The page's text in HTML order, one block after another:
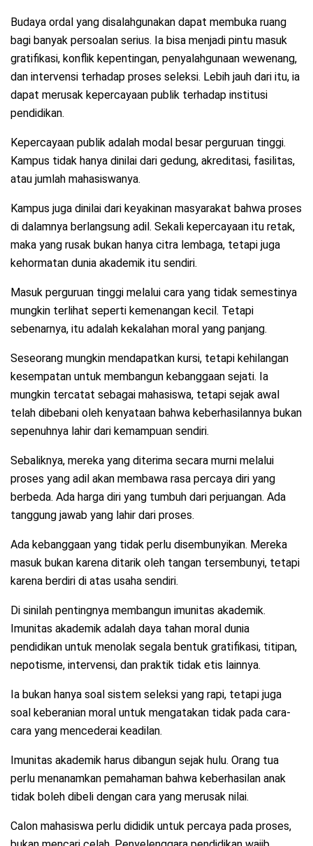
Budaya ordal yang disalahgunakan dapat membuka ruang
bagi banyak persoalan serius. Ia bisa menjadi pintu masuk
gratifikasi, konflik kepentingan, penyalahgunaan wewenang,
dan intervensi terhadap proses seleksi. Lebih jauh dari itu, ia
dapat merusak kepercayaan publik terhadap institusi
pendidikan.
Kepercayaan publik adalah modal besar perguruan tinggi.
Kampus tidak hanya dinilai dari gedung, akreditasi, fasilitas,
atau jumlah mahasiswanya.
Kampus juga dinilai dari keyakinan masyarakat bahwa proses
di dalamnya berlangsung adil. Sekali kepercayaan itu retak,
maka yang rusak bukan hanya citra lembaga, tetapi juga
kehormatan dunia akademik itu sendiri.
Masuk perguruan tinggi melalui cara yang tidak semestinya
mungkin terlihat seperti kemenangan kecil. Tetapi
sebenarnya, itu adalah kekalahan moral yang panjang.
Seseorang mungkin mendapatkan kursi, tetapi kehilangan
kesempatan untuk membangun kebanggaan sejati. Ia
mungkin tercatat sebagai mahasiswa, tetapi sejak awal
telah dibebani oleh kenyataan bahwa keberhasilannya bukan
sepenuhnya lahir dari kemampuan sendiri.
Sebaliknya, mereka yang diterima secara murni melalui
proses yang adil akan membawa rasa percaya diri yang
berbeda. Ada harga diri yang tumbuh dari perjuangan. Ada
tanggung jawab yang lahir dari proses.
Ada kebanggaan yang tidak perlu disembunyikan. Mereka
masuk bukan karena ditarik oleh tangan tersembunyi, tetapi
karena berdiri di atas usaha sendiri.
Di sinilah pentingnya membangun imunitas akademik.
Imunitas akademik adalah daya tahan moral dunia
pendidikan untuk menolak segala bentuk gratifikasi, titipan,
nepotisme, intervensi, dan praktik tidak etis lainnya.
Ia bukan hanya soal sistem seleksi yang rapi, tetapi juga
soal keberanian moral untuk mengatakan tidak pada cara-
cara yang mencederai keadilan.
Imunitas akademik harus dibangun sejak hulu. Orang tua
perlu menanamkan pemahaman bahwa keberhasilan anak
tidak boleh dibeli dengan cara yang merusak nilai.
Calon mahasiswa perlu dididik untuk percaya pada proses,